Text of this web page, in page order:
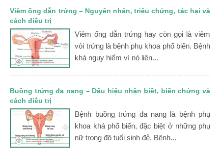
Viêm ống dẫn trứng – Nguyên nhân, triệu chứng, tác hại và
cách điều trị
Viêm ống dẫn trứng hay còn gọi là viêm
vòi trứng là bệnh phụ khoa phổ biến. Bệnh
khá nguy hiểm vì nó liên...
Buồng trứng đa nang – Dấu hiệu nhận biết, biến chứng và
cách điều trị
Bệnh buồng trứng đa nang là bệnh phụ
khoa khá phổ biến, đặc biệt ở những phụ
nữ trong độ tuổi sinh đẻ. Bệnh...